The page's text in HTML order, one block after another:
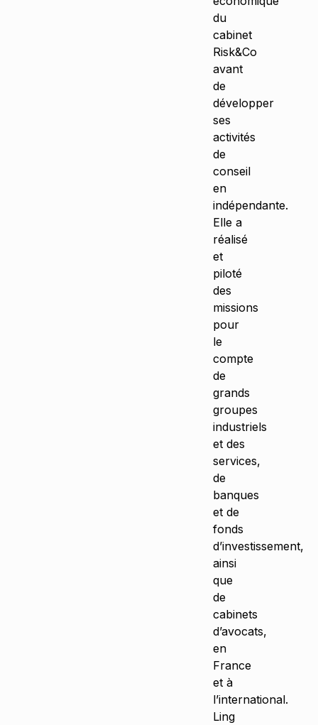
du
cabinet
Risk&Co
avant
de
développer
ses
activités
de
conseil
en
indépendante.
Elle a
réalisé
et
piloté
des
missions
pour
le
compte
de
grands
groupes
industriels
et des
services,
de
banques
et de
fonds
d’investissement,
ainsi
que
de
cabinets
d’avocats,
en
France
et à
l’international.
Ling